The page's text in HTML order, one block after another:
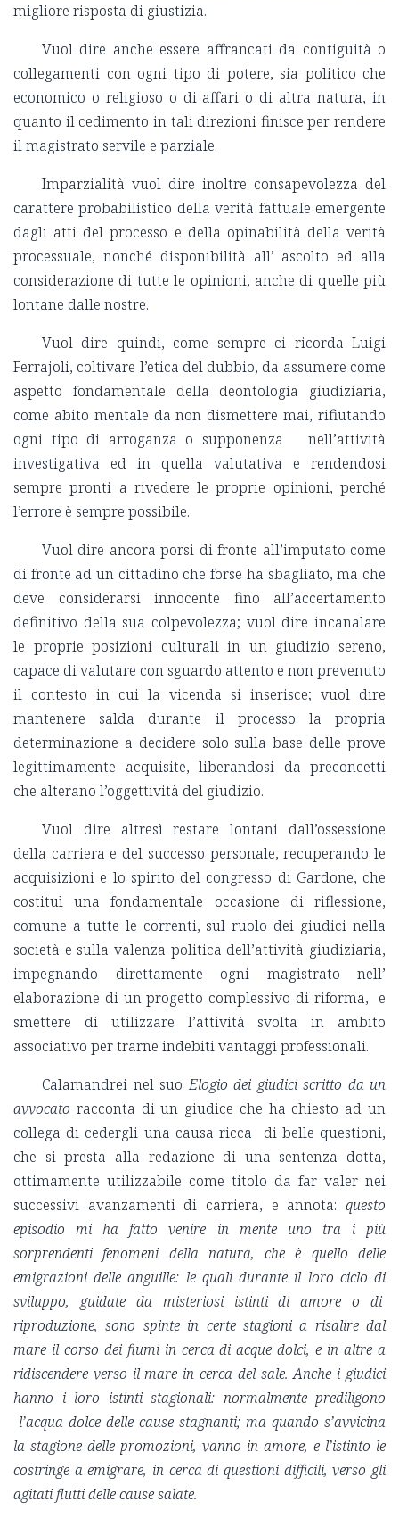
migliore risposta di giustizia.
Vuol dire anche essere affrancati da contiguità o
collegamenti con ogni tipo di potere, sia politico che
economico o religioso o di affari o di altra natura, in
quanto il cedimento in tali direzioni finisce per rendere
il magistrato servile e parziale.
Imparzialità vuol dire inoltre consapevolezza del
carattere probabilistico della verità fattuale emergente
dagli atti del processo e della opinabilità della verità
processuale, nonché disponibilità all’ ascolto ed alla
considerazione di tutte le opinioni, anche di quelle più
lontane dalle nostre.
Vuol dire quindi, come sempre ci ricorda Luigi
Ferrajoli, coltivare l’etica del dubbio, da assumere come
aspetto fondamentale della deontologia giudiziaria,
come abito mentale da non dismettere mai, rifiutando
ogni tipo di arroganza o supponenza nell’attività
investigativa ed in quella valutativa e rendendosi
sempre pronti a rivedere le proprie opinioni, perché
l’errore è sempre possibile.
Vuol dire ancora porsi di fronte all’imputato come
di fronte ad un cittadino che forse ha sbagliato, ma che
deve considerarsi innocente fino all’accertamento
definitivo della sua colpevolezza; vuol dire incanalare
le proprie posizioni culturali in un giudizio sereno,
capace di valutare con sguardo attento e non prevenuto
il contesto in cui la vicenda si inserisce; vuol dire
mantenere salda durante il processo la propria
determinazione a decidere solo sulla base delle prove
legittimamente acquisite, liberandosi da preconcetti
che alterano l’oggettività del giudizio.
Vuol dire altresì restare lontani dall’ossessione
della carriera e del successo personale, recuperando le
acquisizioni e lo spirito del congresso di Gardone, che
costituì una fondamentale occasione di riflessione,
comune a tutte le correnti, sul ruolo dei giudici nella
società e sulla valenza politica dell’attività giudiziaria,
impegnando direttamente ogni magistrato nell’
elaborazione di un progetto complessivo di riforma, e
smettere di utilizzare l’attività svolta in ambito
associativo per trarne indebiti vantaggi professionali.
Calamandrei nel suoElogio dei giudici scritto da un
avvocato racconta di un giudice che ha chiesto ad un
collega di cedergli una causa ricca di belle questioni,
che si presta alla redazione di una sentenza dotta,
ottimamente utilizzabile come titolo da far valer nei
successivi avanzamenti di carriera, e annota: questo
episodio mi ha fatto venire in mente uno tra i più
sorprendenti fenomeni della natura, che è quello delle
emigrazioni delle anguille: le quali durante il loro ciclo di
sviluppo, guidate da misteriosi istinti di amore o di
riproduzione, sono spinte in certe stagioni a risalire dal
mare il corso dei fiumi in cerca di acque dolci, e in altre a
ridiscendere verso il mare in cerca del sale. Anche i giudici
hanno i loro istinti stagionali: normalmente prediligono
l’acqua dolce delle cause stagnanti; ma quando s’avvicina
la stagione delle promozioni, vanno in amore, e l’istinto le
costringe a emigrare, in cerca di questioni difficili, verso gli
agitati flutti delle cause salate.